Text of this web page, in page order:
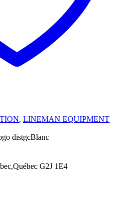
, LINEMAN EQUIPMENT
G2J 1E4